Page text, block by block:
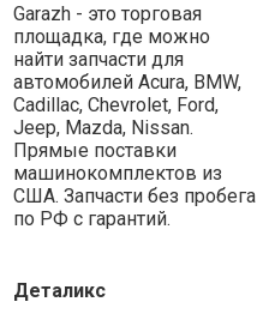
Garazh - это торговая
площадка, где можно
найти запчасти для
автомобилей Acura, BMW,
Cadillac, Chevrolet, Ford,
Jeep, Mazda, Nissan.
Прямые поставки
машинокомплектов из
США. Запчасти без пробега
по РФ с гарантий.
Деталикс